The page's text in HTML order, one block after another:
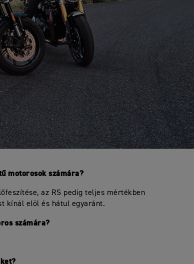
motorosok számára?
az RS pedig teljes mértékben
kínál elöl és hátul egyaránt.
számára?